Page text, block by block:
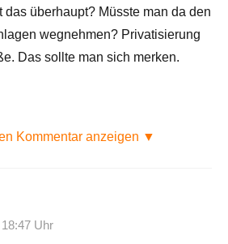
das überhaupt? Müsste man da den
wegnehmen? Privatisierung
Das sollte man sich merken.
Kommentar anzeigen ▼
Uhr